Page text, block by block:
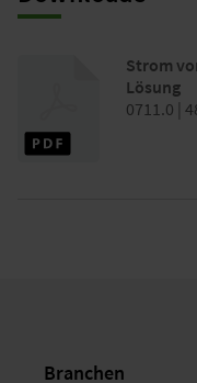
mehrerer Mini-PV-
wird so ebenfallsStrom
Lösung
0711.0 |
Branchen